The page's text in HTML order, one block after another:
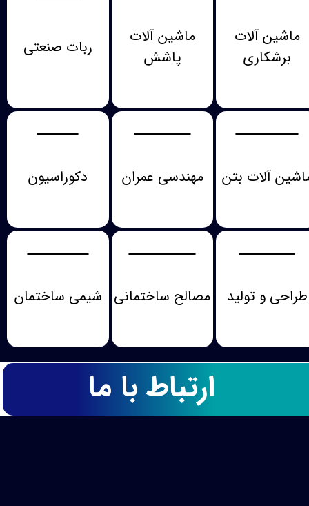
ماشین آلات
برشکاری
ماشین آلات
پاشش
ربات صنعتی
آلات بتن مهندسی عمران دکوراسیون
طراحی و تولید مصالح ساختمانی شیمی ساختمان
ارتباط با ما